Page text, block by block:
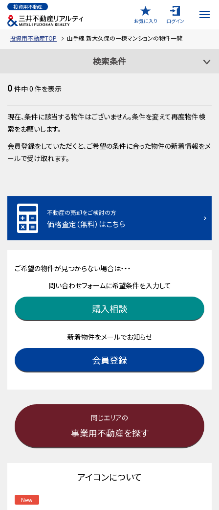
投資用不動産
お気に入り
ログイン
投資用不動産TOP 山手線 新大久保の一棟マンションの物件一覧
検索条件
0 件中0 件を表示
現在、条件に該当する物件はございません。条件を変えて再度物件検
索をお願いします。
会員登録をしていただくと、ご希望の条件に合った物件の新着情報をメ
ールで受け取れます。
不動産の売却をご検討の方
価格査定（無料）はこちら
ご希望の物件が見つからない場合は・・・
問い合わせフォームに希望条件を入力して
購入相談
新着物件をメールでお知らせ
会員登録
同じエリアの
事業用不動産を探す
アイコンについて
New